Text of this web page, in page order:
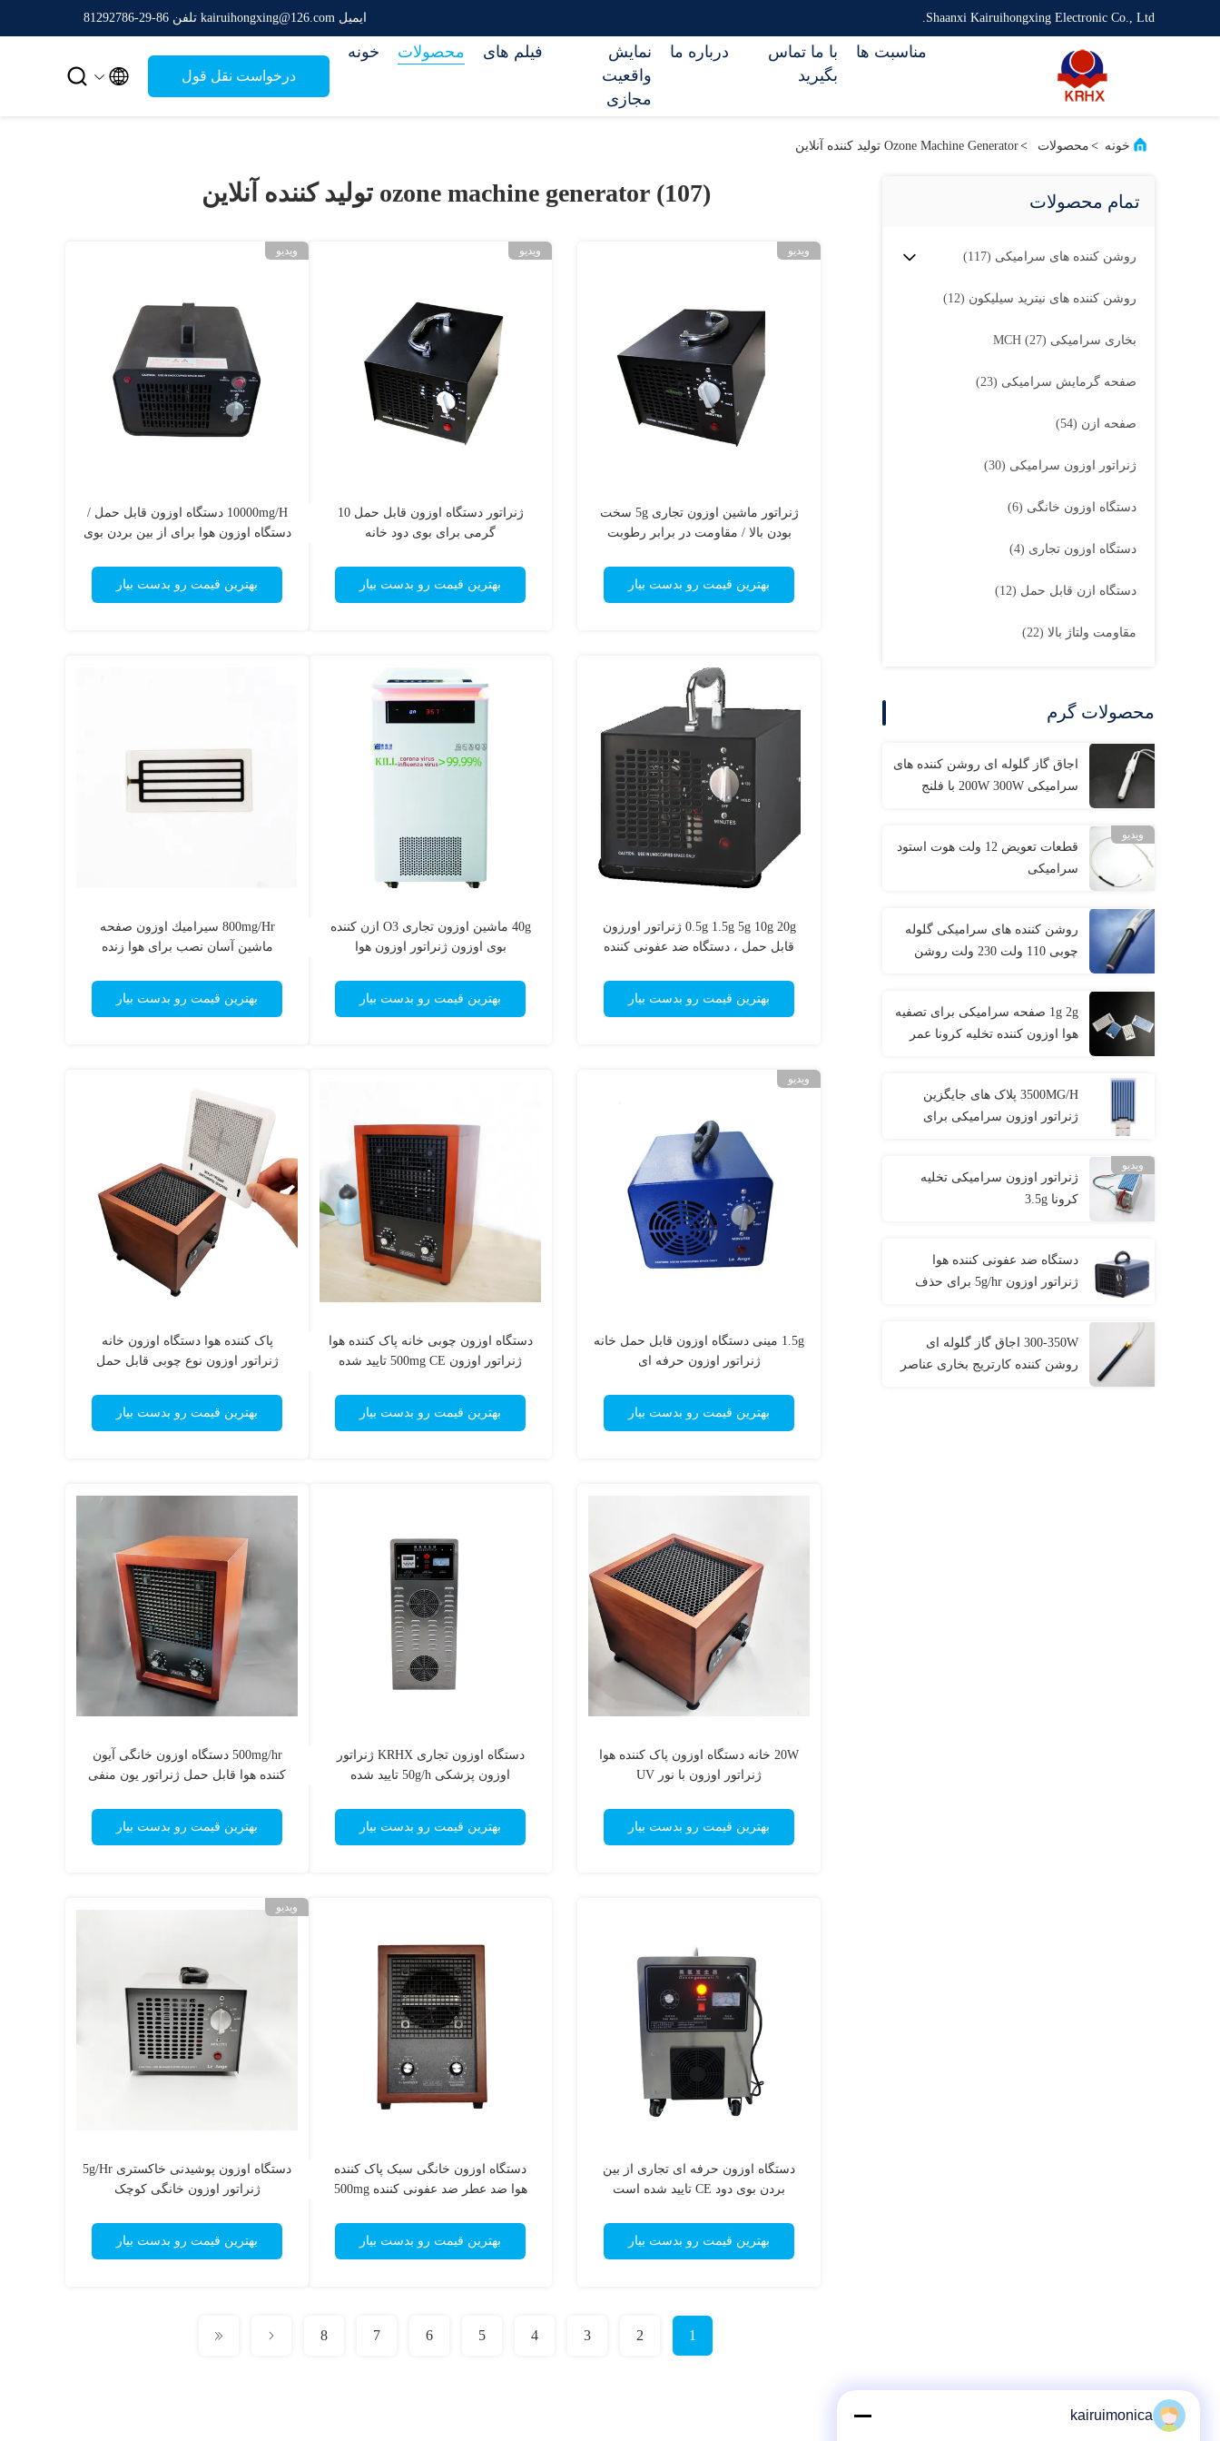
Shaanxi Kairuihongxing Electronic Co., Ltd. ایمیل kairuihongxing@126.com تلفن 86-29-81292786
خونه محصولات فیلم های
نمایش
واقعیت
مجازی
درباره ما
با ما تماس
بگیرید
مناسبت ها
درخواست نقل قول 

خونه > محصولات >Ozone Machine Generator تولید کننده آنلاین
تمام محصولات
روشن کننده های سرامیکی (117)
روشن کننده های نیترید سیلیکون (12)
بخاری سرامیکی MCH (27)
صفحه گرمایش سرامیکی (23)
صفحه ازن (54)
ژنراتور اوزون سرامیکی (30)
دستگاه اوزون خانگی (6)
دستگاه اوزون تجاری (4)
دستگاه ازن قابل حمل (12)
مقاومت ولتاژ بالا (22)
محصولات گرم
اجاق گاز گلوله ای روشن کننده های
سرامیکی 200W 300W با فلنج
ویدیو
قطعات تعویض 12 ولت هوت استود
سرامیکی
روشن کننده های سرامیکی گلوله
چوبی 110 ولت 230 ولت روشن
1g 2g صفحه سرامیکی برای تصفیه
هوا اوزون کننده تخلیه کرونا عمر
3500MG/H پلاک های جایگزین
ژنراتور اوزون سرامیکی برای
ویدیو
ژنراتور اوزون سرامیکی تخلیه
کرونا 3.5g
دستگاه ضد عفونی کننده هوا
ژنراتور اوزون 5g/hr برای حذف
300-350W اجاق گاز گلوله ای
روشن کننده کارتریج بخاری عناصر
ozone machine generator (107) تولید کننده آنلاین
ویدیو
ژنراتور ماشین اوزون تجاری 5g سخت
بودن بالا / مقاومت در برابر رطوبت
بهترین قیمت رو بدست بیار
ویدیو
ژنراتور دستگاه اوزون قابل حمل 10
گرمی برای بوی دود خانه
بهترین قیمت رو بدست بیار
ویدیو
10000mg/H دستگاه اوزون قابل حمل /
دستگاه اوزون هوا برای از بین بردن بوی
بهترین قیمت رو بدست بیار
0.5g 1.5g 5g 10g 20g ژنراتور اورزون
قابل حمل ، دستگاه ضد عفونی کننده
بهترین قیمت رو بدست بیار
40g ماشین اوزون تجاری O3 ازن کننده
بوی اوزون ژنراتور اوزون هوا
بهترین قیمت رو بدست بیار
800mg/Hr سيراميك اوزون صفحه
ماشين آسان نصب برای هوا زنده
بهترین قیمت رو بدست بیار
ویدیو
1.5g مینی دستگاه اوزون قابل حمل خانه
ژنراتور اوزون حرفه ای
بهترین قیمت رو بدست بیار
دستگاه اوزون چوبی خانه پاک کننده هوا
ژنراتور اوزون 500mg CE تایید شده
بهترین قیمت رو بدست بیار
پاک کننده هوا دستگاه اوزون خانه
ژنراتور اوزون نوع چوبی قابل حمل
بهترین قیمت رو بدست بیار
20W خانه دستگاه اوزون پاک کننده هوا
ژنراتور اوزون با نور UV
بهترین قیمت رو بدست بیار
دستگاه اوزون تجاری KRHX ژنراتور
اوزون پزشکی 50g/h تایید شده
بهترین قیمت رو بدست بیار
500mg/hr دستگاه اوزون خانگی آیون
کننده هوا قابل حمل ژنراتور یون منفی
بهترین قیمت رو بدست بیار
دستگاه اوزون حرفه ای تجاری از بین
بردن بوی دود CE تایید شده است
بهترین قیمت رو بدست بیار
دستگاه اوزون خانگی سبک پاک کننده
هوا ضد عطر ضد عفونی کننده 500mg
بهترین قیمت رو بدست بیار
ویدیو
دستگاه اوزون پوشیدنی خاکستری 5g/Hr
ژنراتور اوزون خانگی کوچک
بهترین قیمت رو بدست بیار
1
2
3
4
5
6
7
8
kairuimonica